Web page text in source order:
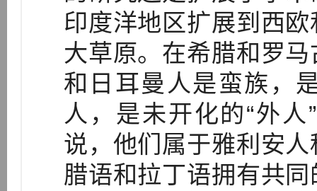
印度洋地区扩展到西
大草原。在希腊和罗
和日耳曼人是蛮族，
人，是未开化的“外
说，他们属于雅利安
腊语和拉丁语拥有共